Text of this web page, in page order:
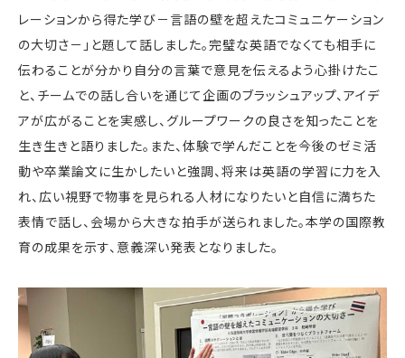
レーションから得た学び－言語の壁を超えたコミュニケーション
の大切さ－」と題して話しました。完璧な英語でなくても相手に
伝わることが分かり自分の言葉で意見を伝えるよう心掛けたこ
と、チームでの話し合いを通じて企画のブラッシュアップ、アイデ
アが広がることを実感し、グループワークの良さを知ったことを
生き生きと語りました。また、体験で学んだことを今後のゼミ活
動や卒業論文に生かしたいと強調、将来は英語の学習に力を入
れ、広い視野で物事を見られる人材になりたいと自信に満ちた
表情で話し、会場から大きな拍手が送られました。本学の国際教
育の成果を示す、意義深い発表となりました。